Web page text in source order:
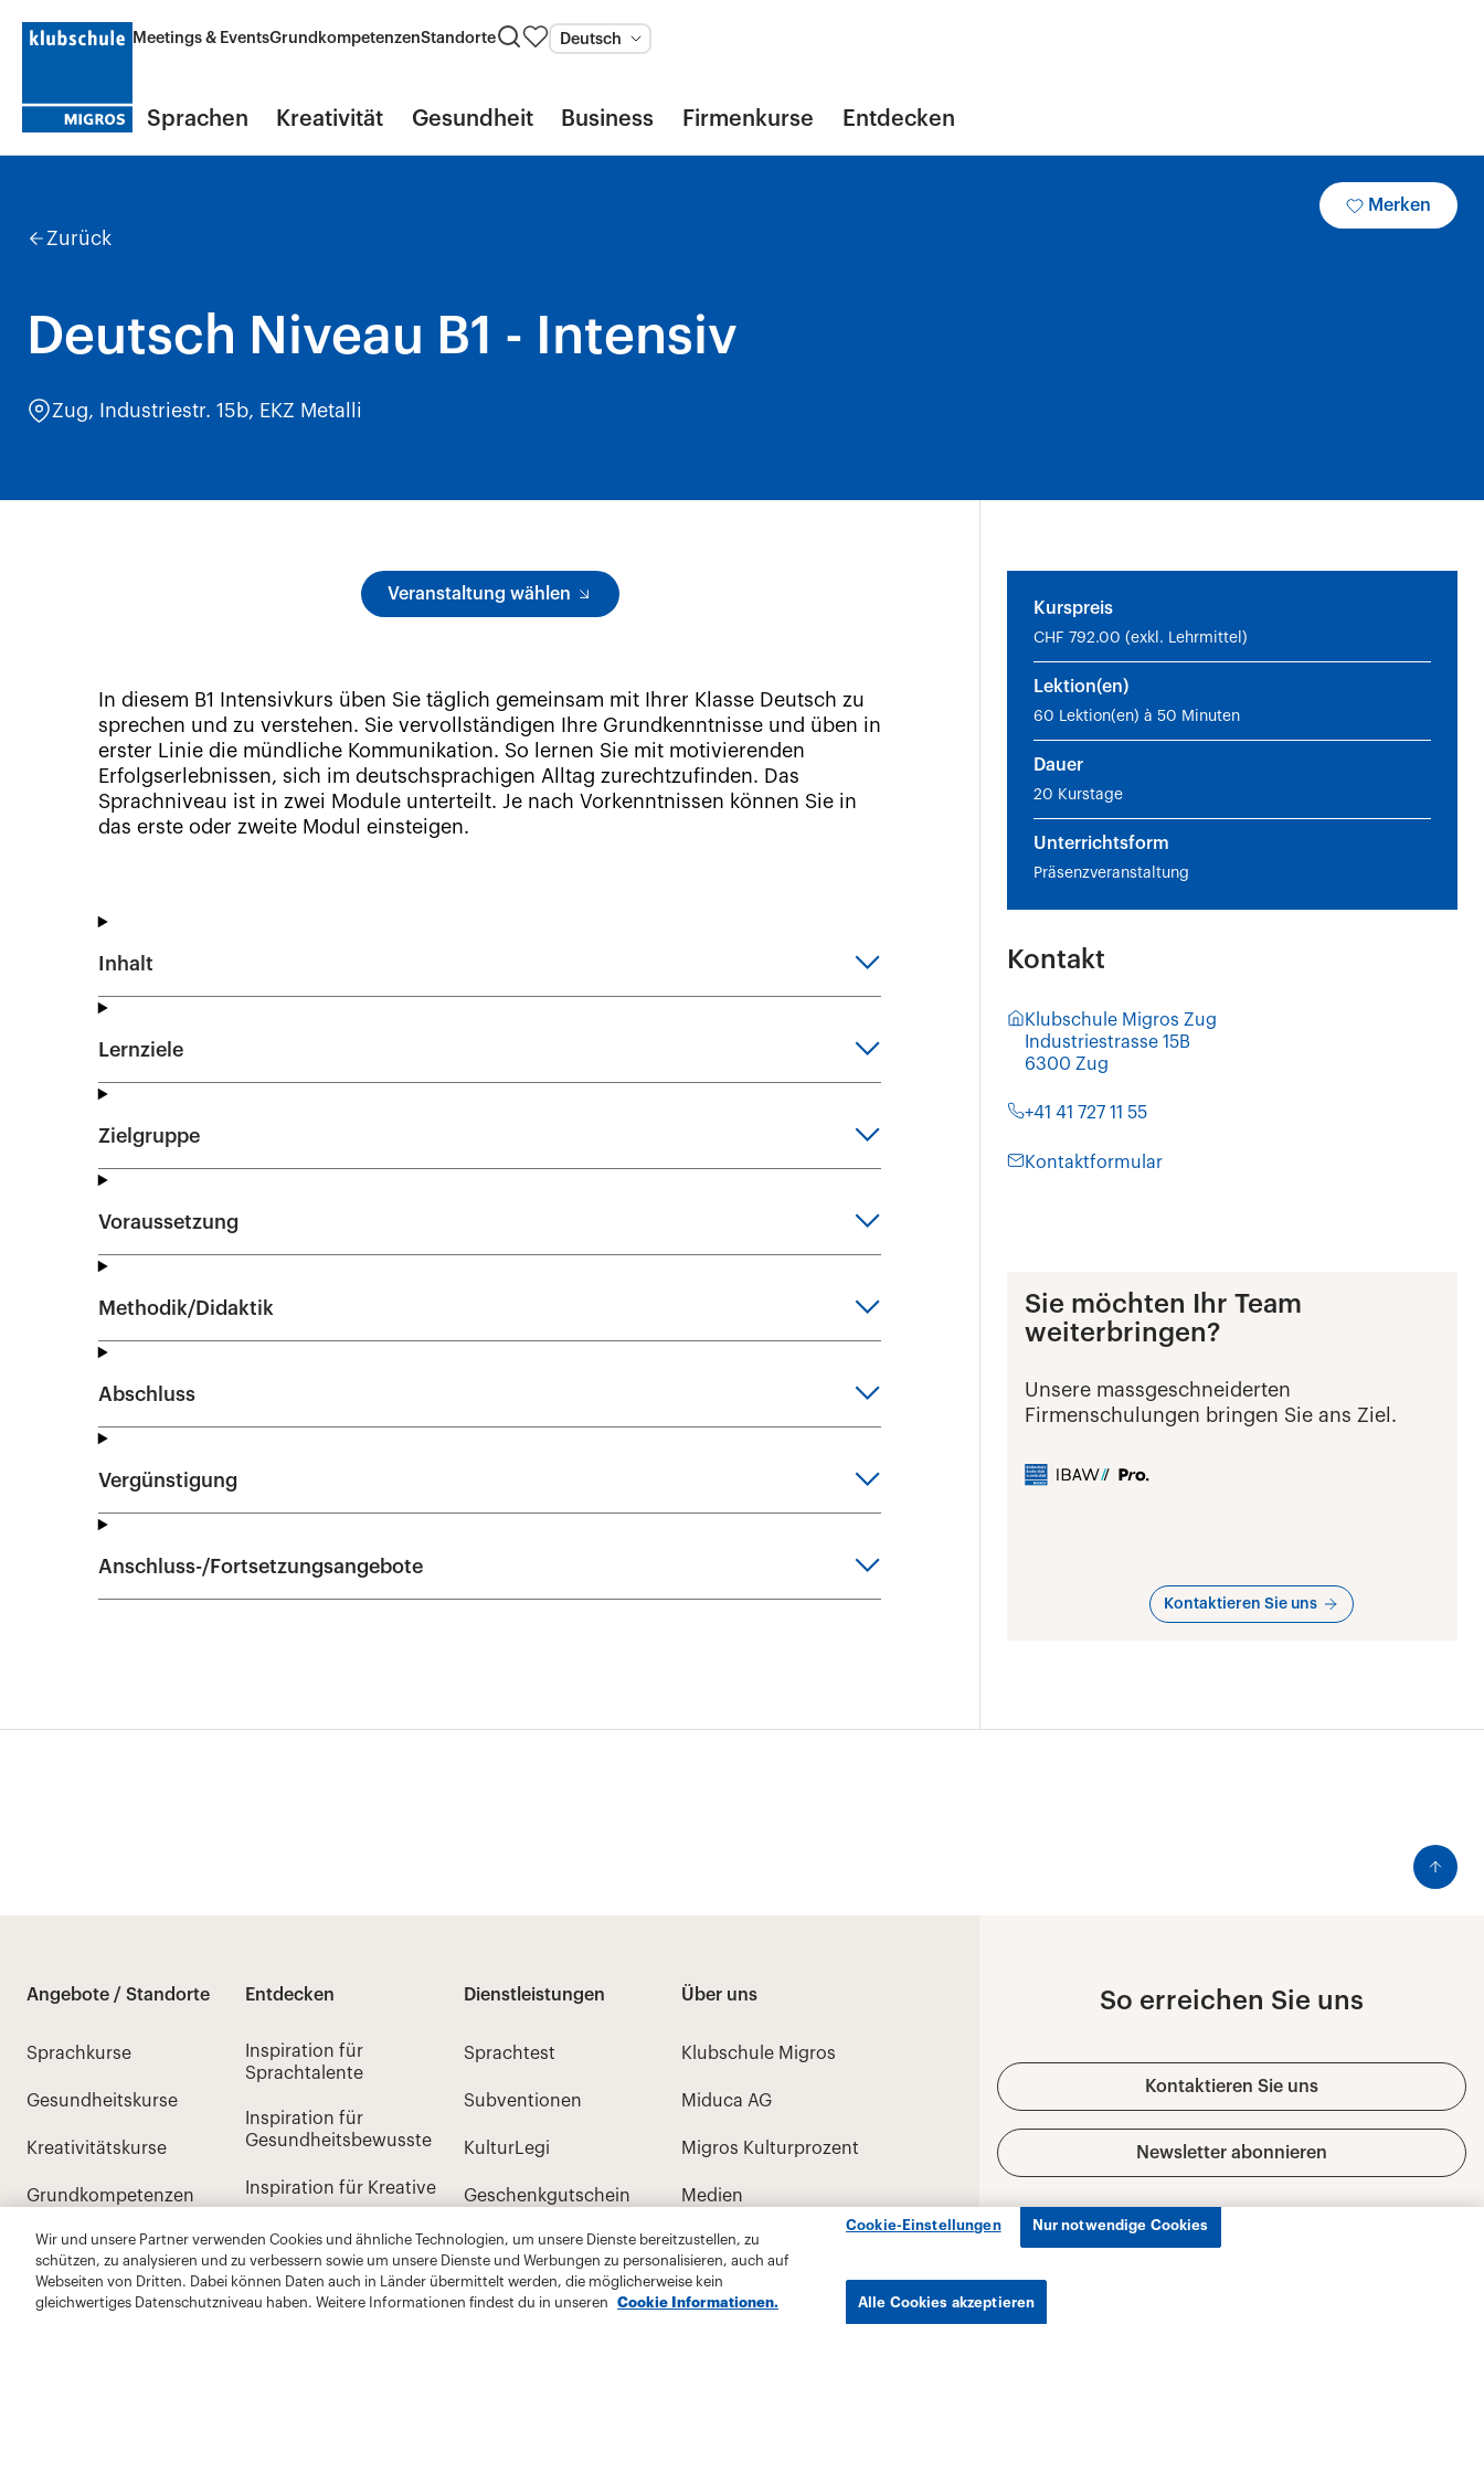
Wir und unsere Partner verwenden Cookies und ähnliche Technologien, um unsere Dienste bereitzustellen, zu
schützen, zu analysieren und zu verbessern sowie um unsere Dienste und Werbungen zu personalisieren, auch auf
Webseiten von Dritten. Dabei können Daten auch in Länder übermittelt werden, die möglicherweise kein
gleichwertiges Datenschutzniveau haben. Weitere Informationen findest du in unseren
Cookie Informationen.
Cookie-Einstellungen Nur notwendige Cookies
Alle Cookies akzeptieren